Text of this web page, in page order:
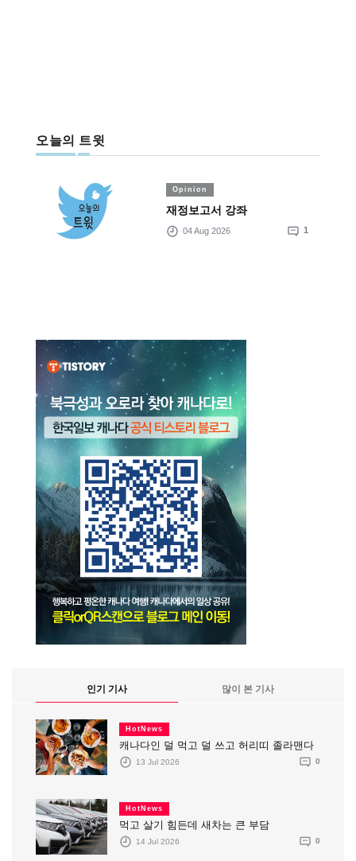
오늘의 트윗
Opinion
재정보고서 강좌
04 Aug 2026 1
인기 기사 많이 본 기사
HotNews
캐나다인 덜 먹고 덜 쓰고 허리띠 졸라맨다
13 Jul 2026 0
HotNews
먹고 살기 힘든데 새차는 큰 부담
14 Jul 2026 0